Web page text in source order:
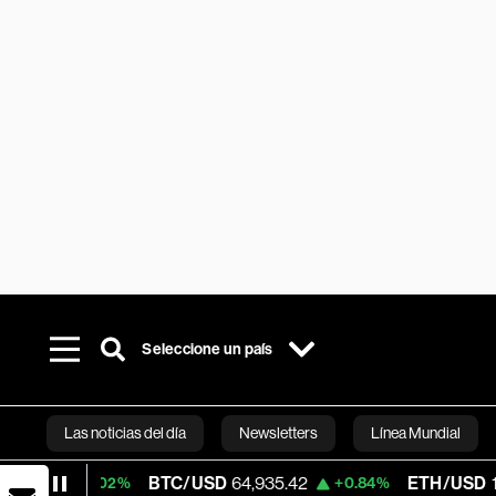
Seleccione un país
Las noticias del día Newsletters Línea Mundial
Bloomberg
BTC/USD 64,935.42 +0.84% ETH/USD 1,913.84